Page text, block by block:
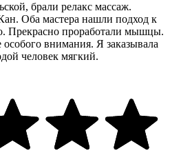
брали релакс массаж.
Оба мастера нашли подход к
Прекрасно проработали мышцы.
внимания. Я заказывала
человек мягкий.